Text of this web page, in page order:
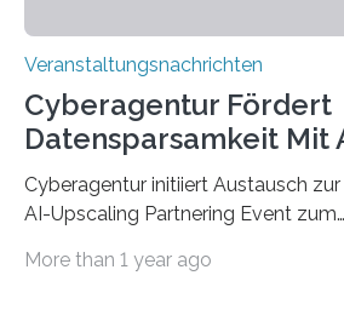
Veranstaltungsnachrichten
Cyberagentur Fördert
Datensparsamkeit Mit
Cyberagentur initiiert Austausch
AI-Upscaling Partnering Event zum
innovative DatenverarbeitungDie
More than 1 year ago